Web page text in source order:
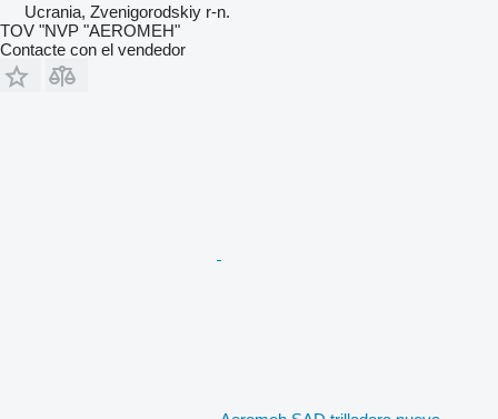
Ucrania, Zvenigorodskiy r-n.
TOV "NVP "AEROMEH"
Contacte con el vendedor